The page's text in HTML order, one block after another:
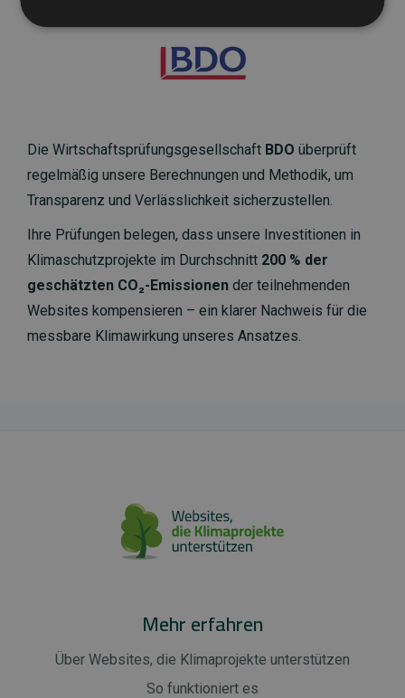
Die Wirtschaftsprüfungsgesellschaft BDO überprüft
regelmäßig unsere Berechnungen und Methodik, um
Transparenz und Verlässlichkeit sicherzustellen.
Ihre Prüfungen belegen, dass unsere Investitionen in
Klimaschutzprojekte im Durchschnitt 200 % der
geschätzten CO₂-Emissionen der teilnehmenden
Websites kompensieren – ein klarer Nachweis für die
messbare Klimawirkung unseres Ansatzes.
Mehr erfahren
Über Websites, die Klimaprojekte unterstützen
So funktioniert es